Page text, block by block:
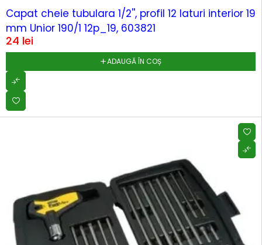
Capat cheie tubulara 1/2'', profil 12 laturi interior 19
mm Unior 190/1 12p_19, 603821
24 lei
ADAUGĂ ÎN COȘ